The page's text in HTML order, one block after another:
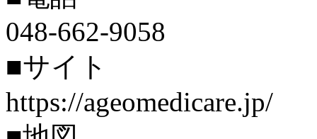
048-662-9058
■サイト
https://ageomedicare.jp/